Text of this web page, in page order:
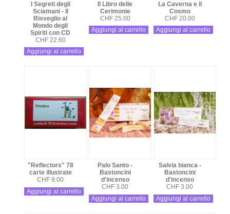
I Segreti degli
Sciamani - Il
Risveglio al
Mondo degli
Spiriti con CD
CHF 22.60
Aggiungi al carrello
Il Libro delle
Cerimonie
CHF 25.00
Aggiungi al carrello
La Caverna e il
Cosmo
CHF 20.00
Aggiungi al carrello
"Reflectors" 78
carte illustrate
CHF 9.00
Aggiungi al carrello
Palo Santo -
Bastoncini
d'incenso
CHF 3.00
Aggiungi al carrello
Salvia bianca -
Bastoncini
d'incenso
CHF 3.00
Aggiungi al carrello